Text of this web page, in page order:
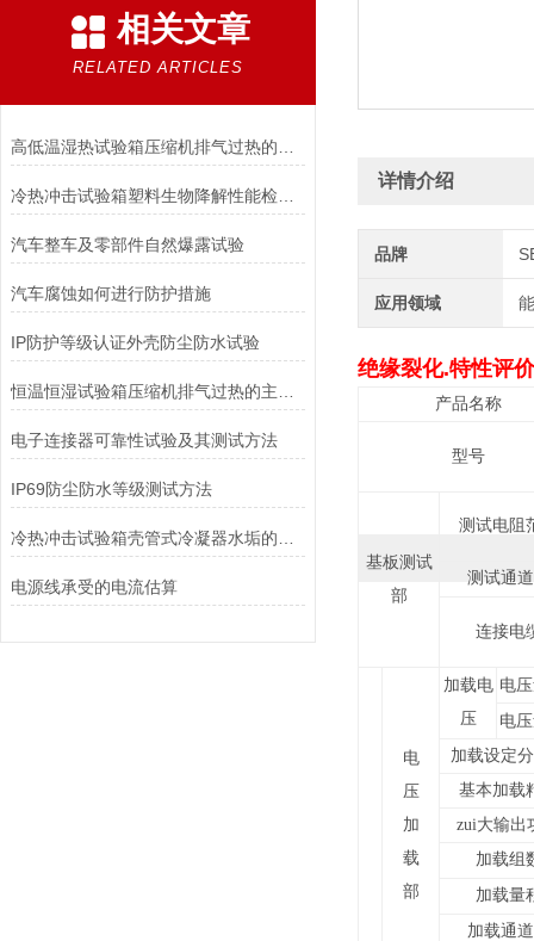
相关文章
RELATED ARTICLES
汽车整车及零部件自然爆露试验
汽车腐蚀如何进行防护措施
IP防护等级认证外壳防尘防水试验
电子连接器可靠性试验及其测试方法
IP69防尘防水等级测试方法
电源线承受的电流估算
详情介绍
品牌
应用领域
绝缘裂化.特性评
产品名称
型号
基板测试
部
测试电阻
测试通
连接电
电
压
加
载
部
加载电
压
电
电
加载设定
基本加载
zui大输出
加载组
加载量
加载通